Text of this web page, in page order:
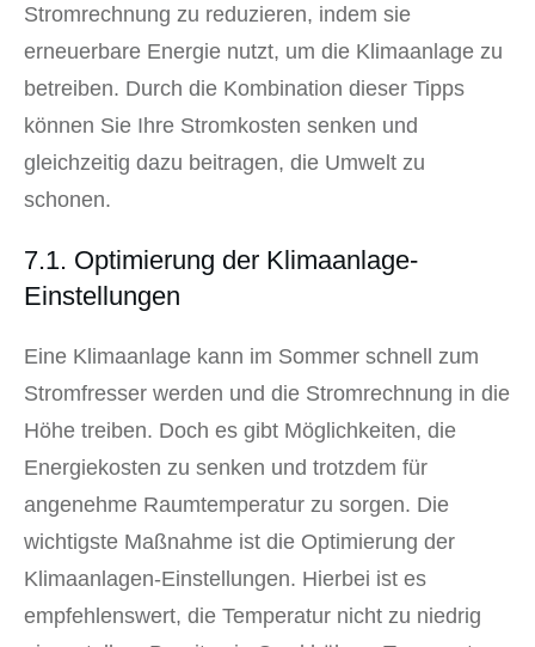
Stromrechnung zu reduzieren, indem sie
erneuerbare Energie nutzt, um die Klimaanlage zu
betreiben. Durch die Kombination dieser Tipps
können Sie Ihre Stromkosten senken und
gleichzeitig dazu beitragen, die Umwelt zu
schonen.
7.1. Optimierung der Klimaanlage-
Einstellungen
Eine Klimaanlage kann im Sommer schnell zum
Stromfresser werden und die Stromrechnung in die
Höhe treiben. Doch es gibt Möglichkeiten, die
Energiekosten zu senken und trotzdem für
angenehme Raumtemperatur zu sorgen. Die
wichtigste Maßnahme ist die Optimierung der
Klimaanlagen-Einstellungen. Hierbei ist es
empfehlenswert, die Temperatur nicht zu niedrig